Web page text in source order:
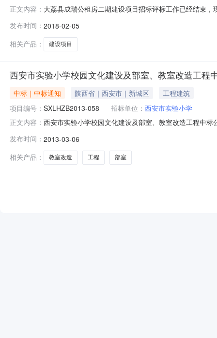
正文内容： 大荔县成瑞公租房二期建设项目招标评标工作已经结束
59.954榆林市众泰建筑工程有限公司59.06中标候选人：
荔县住房和城
发布时间： 2018-02-05
相关产品：
建设项目
西安市实验小学校园文化建设及部室、教室改造工程
中标｜中标通知 陕西省｜西安市｜新城区
工程建筑
项目编号： SXLHZB2013-058 招标单位： 西安市实验小学
正文内容： 西安市实验小学校园文化建设及部室、教室改造工程中
验小学工程名称：西安市实验小学校园文化建设及部室
标委员会评审
发布时间： 2013-03-06
相关产品：
教室改造 工程 部室